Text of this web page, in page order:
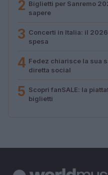
2 Biglietti per Sanremo
sapere
3 Concerti in Italia: il
spesa
4 Fedez chiarisce la sua
diretta social
5 Scopri fanSALE: la
biglietti